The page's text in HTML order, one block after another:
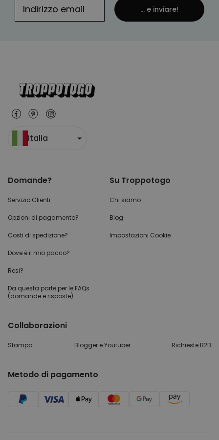
... e inviare!
Italia
Domande?
Servizio Clienti
Opzioni di pagamento?
Costi di spedizione?
Dove è il mio pacco?
Resi?
Da questa parte per le FAQs
(domande e risposte)
Su Troppotogo
Chi siamo
Blog
Impostazioni Cookie
Collaborazioni
Stampa Blogger e Youtuber Richieste B2B
Metodo di pagamento